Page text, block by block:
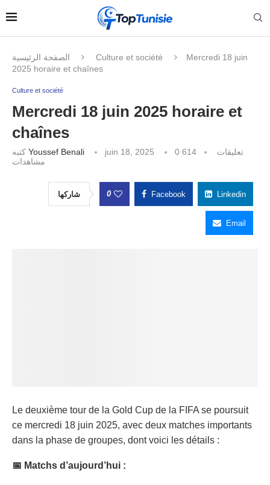
الصفحة الرئيسية Culture et société
Mercredi 18 juin
2025 horaire et chaînes
Culture et société
Mercredi 18 juin 2025 horaire et
chaînes
Youssef Benali juin 18, 2025 0 تعليقات
614
مشاهدات
شاركها 0 Facebook Linkedin
Email
Le deuxième tour de la Gold Cup de la FIFA se poursuit
ce mercredi 18 juin 2025, avec deux matches importants
dans la phase de groupes, dont voici les détails :
📅 Matchs d’aujourd’hui :